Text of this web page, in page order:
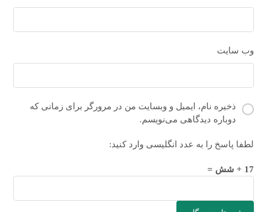
وب‌ سایت
ذخیره نام، ایمیل و وبسایت من در مرورگر برای زمانی که
دوباره دیدگاهی می‌نویسم.
لطفا پاسخ را به عدد انگلیسی وارد کنید:
17 + شش =